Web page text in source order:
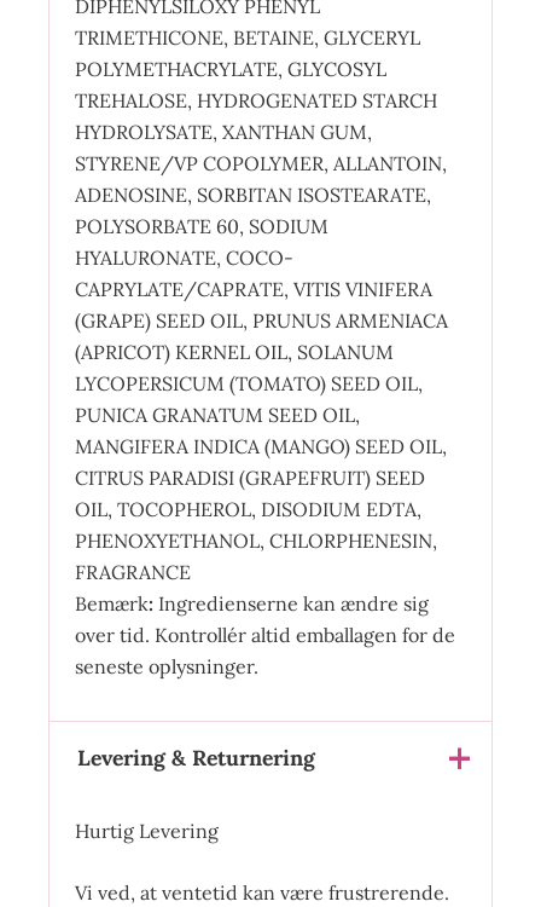
DIPHENYLSILOXY PHENYL
TRIMETHICONE, BETAINE, GLYCERYL
POLYMETHACRYLATE, GLYCOSYL
TREHALOSE, HYDROGENATED STARCH
HYDROLYSATE, XANTHAN GUM,
STYRENE/VP COPOLYMER, ALLANTOIN,
ADENOSINE, SORBITAN ISOSTEARATE,
POLYSORBATE 60, SODIUM
HYALURONATE, COCO-
CAPRYLATE/CAPRATE, VITIS VINIFERA
(GRAPE) SEED OIL, PRUNUS ARMENIACA
(APRICOT) KERNEL OIL, SOLANUM
LYCOPERSICUM (TOMATO) SEED OIL,
PUNICA GRANATUM SEED OIL,
MANGIFERA INDICA (MANGO) SEED OIL,
CITRUS PARADISI (GRAPEFRUIT) SEED
OIL, TOCOPHEROL, DISODIUM EDTA,
PHENOXYETHANOL, CHLORPHENESIN,
FRAGRANCE
Bemærk: Ingredienserne kan ændre sig
over tid. Kontrollér altid emballagen for de
seneste oplysninger.
Levering & Returnering
Hurtig Levering
Vi ved, at ventetid kan være frustrerende.